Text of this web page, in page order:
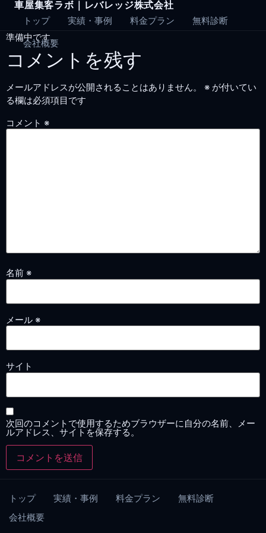
Skip
content
車屋集客ラボ｜レバレッジ株式会社
トップ 実績・事例 料金プラン
無料診断
会社概要
準備中です。
コメントを残す
メールアドレスが公開されることはありません。 ※ が付いてい
る欄は必須項目です
コメント ※
名前 ※
メール ※
サイト
次回のコメントで使用するためブラウザーに自分の名前、メー
ルアドレス、サイトを保存する。
トップ 実績・事例 料金プラン
無料診断
会社概要